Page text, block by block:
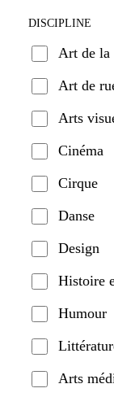
DISCIPLINE
Art de la
Art de
Arts
Cinéma
Cirque
Danse
Design
Histoire
Humour
Arts